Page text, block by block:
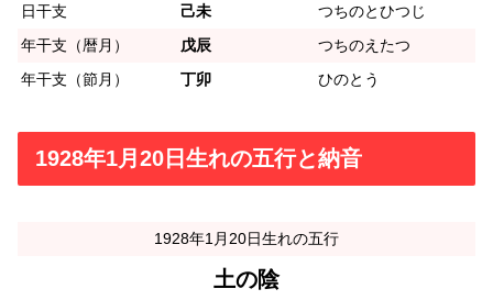
日干支
己未
つちのとひつじ
年干支（暦月）
戊辰
つちのえたつ
年干支（節月）
丁卯 ひのとう
1928年1月20日生れの五行と納音
1928年1月20日生れの五行
土の陰